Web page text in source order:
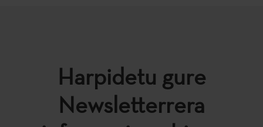
Harpidetu gure
Newsletterrera